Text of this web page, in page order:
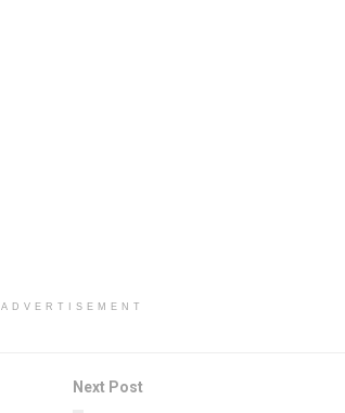
ADVERTISEMENT
Next Post